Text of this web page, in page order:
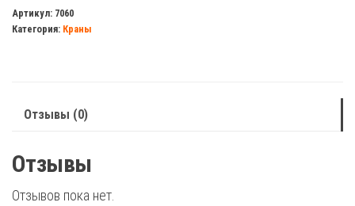
шаровый
1"
EUROPRODUCT/NOLF/TIM/FRAP
Артикул: 7060
Категория: Краны
Отзывы (0)
Отзывы
Отзывов пока нет.